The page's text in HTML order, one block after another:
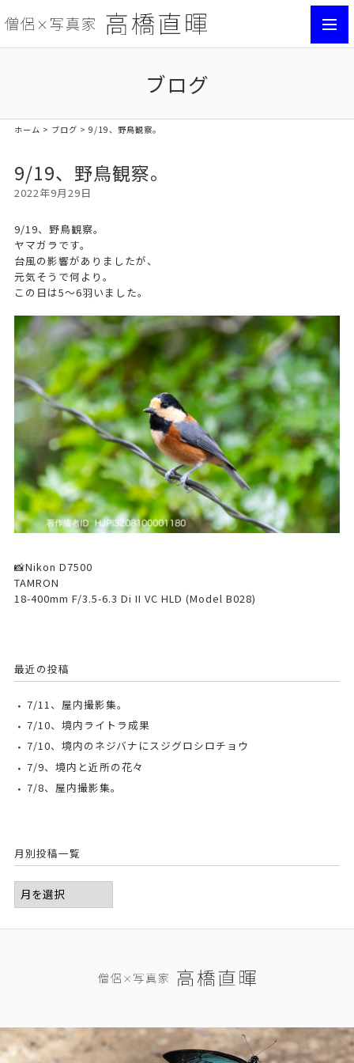
ブログ
ホーム > ブログ > 9/19、野鳥観察。
9/19、野鳥観察。
2022年9月29日
9/19、野鳥観察。
ヤマガラです。
台風の影響がありましたが、
元気そうで何より。
この日は5〜6羽いました。
📸Nikon D7500
TAMRON
18-400mm F/3.5-6.3 Di II VC HLD (Model B028)
最近の投稿
7/11、屋内撮影集。
7/10、境内ライトラ成果
7/10、境内のネジバナにスジグロシロチョウ
7/9、境内と近所の花々
7/8、屋内撮影集。
月別投稿一覧